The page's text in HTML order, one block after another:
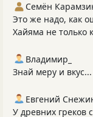
Семён
Это же надо, как
Хайяма не только
Владимир_
Знай меру и
Евгений
У древних греков